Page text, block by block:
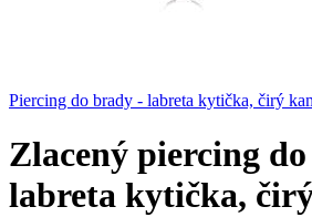
Piercing do brady - labreta kytička, čirý
Zlacený piercing
labreta kytička,